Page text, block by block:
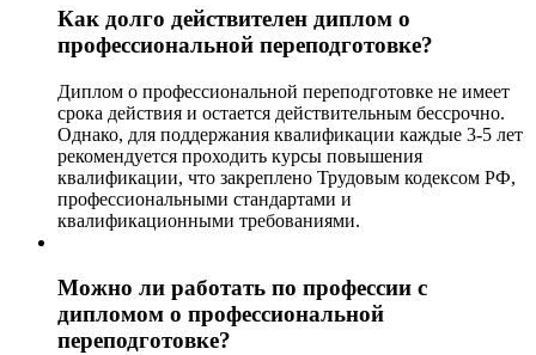
Как долго действителен диплом о
профессиональной переподготовке?
Диплом о профессиональной переподготовке не имеет
срока действия и остается действительным бессрочно.
Однако, для поддержания квалификации каждые 3-5 лет
рекомендуется проходить курсы повышения
квалификации, что закреплено Трудовым кодексом РФ,
профессиональными стандартами и
квалификационными требованиями.
Можно ли работать по профессии с
дипломом о профессиональной
переподготовке?